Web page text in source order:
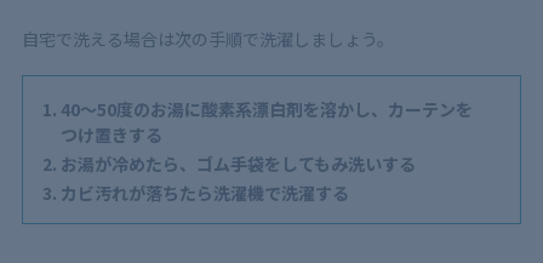
自宅で洗える場合は次の手順で洗濯しましょう。
40〜50度のお湯に酸素系漂白剤を溶かし、カーテンを
つけ置きする
お湯が冷めたら、ゴム手袋をしてもみ洗いする
カビ汚れが落ちたら洗濯機で洗濯する